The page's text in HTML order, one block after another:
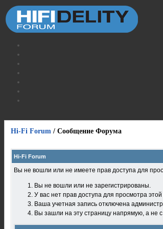
Hi-Fi Forum / Сообщение Форума
Hi-Fi Forum
Вы не вошли или не имеете прав доступа для
Вы не вошли или не зарегистрированы.
У вас нет прав доступа для просмотра
Ваша учетная запись отключена
Вы зашли на эту страницу напрямую, а не